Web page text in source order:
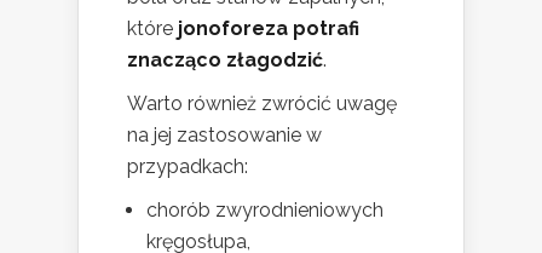
które jonoforeza potrafi
znacząco złagodzić.
Warto również zwrócić uwagę
na jej zastosowanie w
przypadkach:
chorób zwyrodnieniowych
kręgosłupa,